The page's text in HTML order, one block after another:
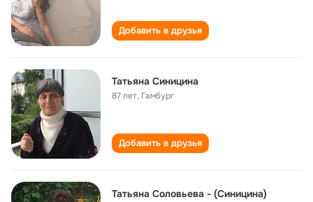
Добавить в друзья
Татьяна Синицина
87 лет, Гамбург
Добавить в друзья
Татьяна Соловьева - (Синицина)